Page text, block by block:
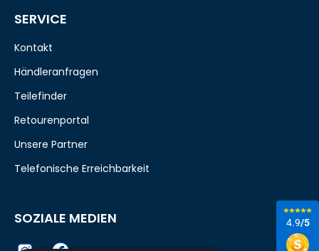
4.9/5
SERVICE
Kontakt
Händleranfragen
Teilefinder
Retourenportal
Unsere Partner
Telefonische Erreichbarkeit
SOZIALE MEDIEN